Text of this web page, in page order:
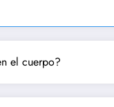
el cuerpo?